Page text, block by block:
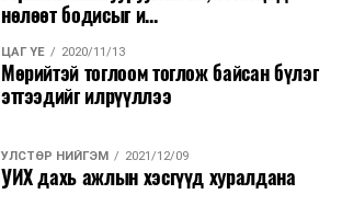
нөлөөт бодисыг и...
ЦАГ ҮЕ 2020/11/13
Мөрийтэй тоглоом тоглож байсан бүлэг
этгээдийг илрүүллээ
УЛСТӨР НИЙГЭМ 2021/12/09
УИХ дахь ажлын хэсгүүд хуралдана